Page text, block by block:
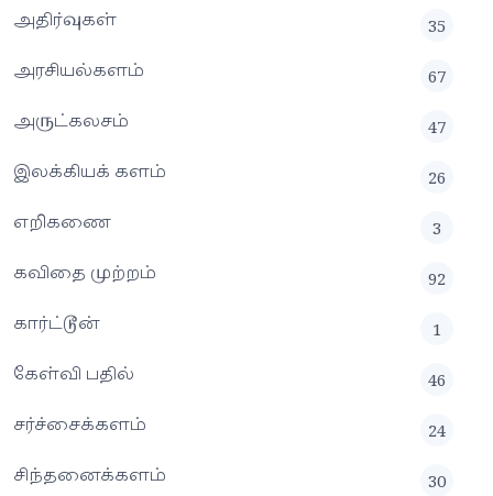
அதிர்வுகள்
35
அரசியல்களம்
67
அருட்கலசம்
47
இலக்கியக் களம்
26
எறிகணை
3
கவிதை முற்றம்
92
கார்ட்டூன்
1
கேள்வி பதில்
46
சர்ச்சைக்களம்
24
சிந்தனைக்களம்
30